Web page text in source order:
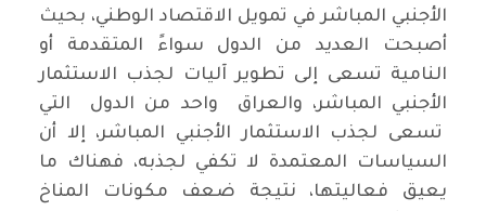
الأجنبي المباشر في تمويل الاقتصاد الوطني، بحيث
أصبحت العديد من الدول سواءً المتقدمة أو
النامية تسعى إلى تطوير آليات لجذب الاستثمار
الأجنبي المباشر، والعراق واحد من الدول التي
تسعى لجذب الاستثمار الأجنبي المباشر، إلا أن
السياسات المعتمدة لا تكفي لجذبه، فهناك ما
يعيق فعاليتها، نتيجة ضعف مكونات المناخ